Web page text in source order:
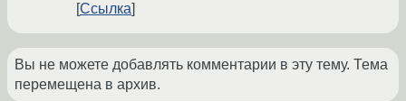
Ссылка
Вы не можете добавлять комментарии в эту тему. Тема
перемещена в архив.